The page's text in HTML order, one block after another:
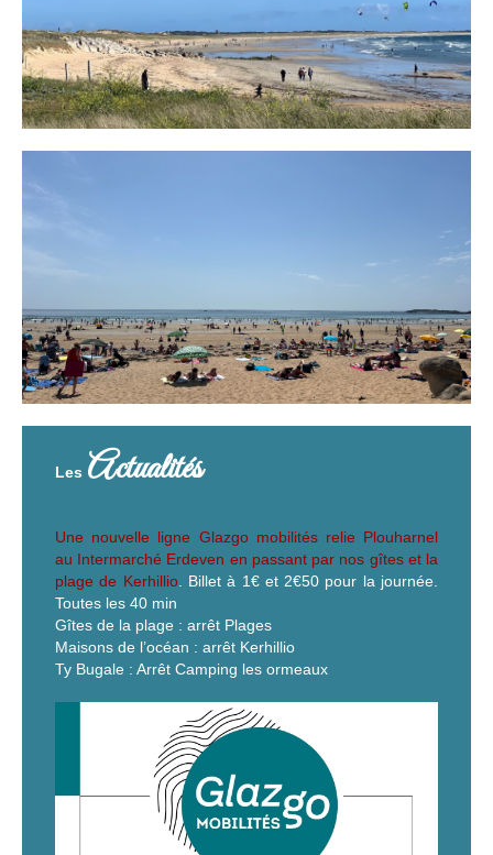
Les Actualités
Une nouvelle ligne Glazgo mobilités relie Plouharnel
au Intermarché Erdeven en passant par nos gîtes et la
plage de Kerhillio. Billet à 1€ et 2€50 pour la journée.
Toutes les 40 min
Gîtes de la plage : arrêt Plages
Maisons de l’océan : arrêt Kerhillio
Ty Bugale : Arrêt Camping les ormeaux